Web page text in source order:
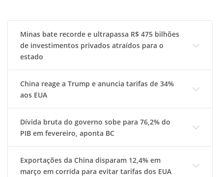
Minas bate recorde e ultrapassa R$ 475 bilhões
de investimentos privados atraídos para o
estado
China reage a Trump e anuncia tarifas de 34%
aos EUA
Dívida bruta do governo sobe para 76,2% do
PIB em fevereiro, aponta BC
Exportações da China disparam 12,4% em
março em corrida para evitar tarifas dos EUA